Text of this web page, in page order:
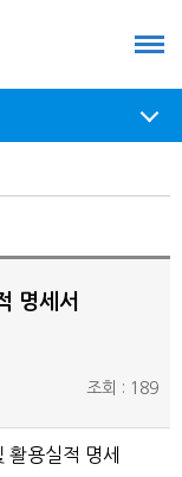
여닫기
명세서
조회 : 189
용실적 명세